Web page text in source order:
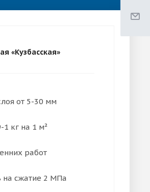
«Кузбасская»
от 5-30 мм
1 кг на 1 м²
работ
на сжатие 2 МПа